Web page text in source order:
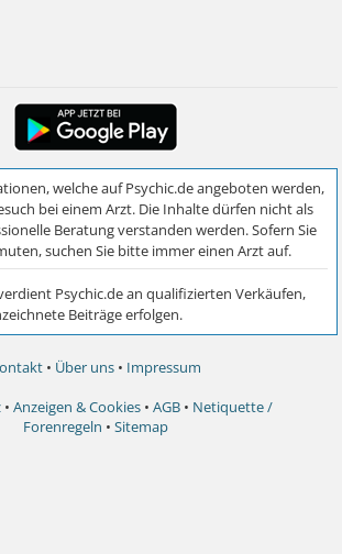
• Über uns • Impressum
• Anzeigen & Cookies • AGB • Netiquette /
Forenregeln • Sitemap